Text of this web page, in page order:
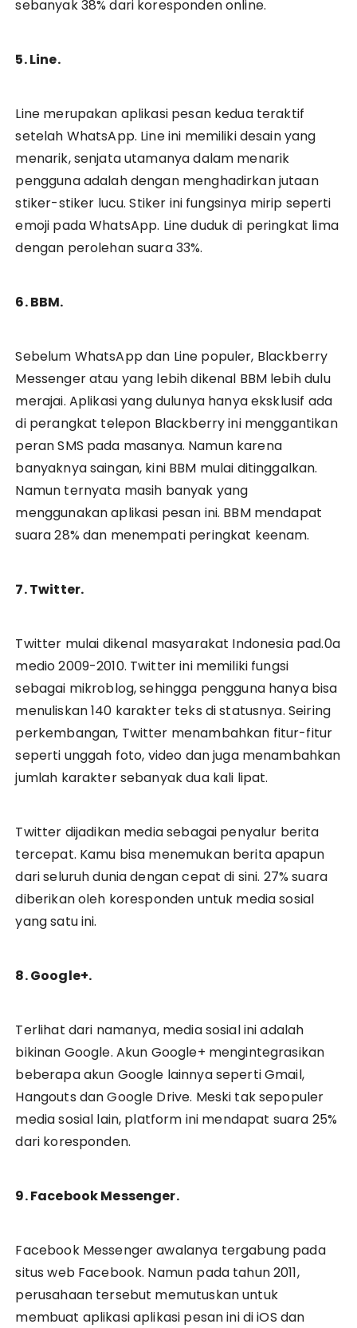
sebanyak 38% dari koresponden online.
5. Line.
Line merupakan aplikasi pesan kedua teraktif
setelah WhatsApp. Line ini memiliki desain yang
menarik, senjata utamanya dalam menarik
pengguna adalah dengan menghadirkan jutaan
stiker-stiker lucu. Stiker ini fungsinya mirip seperti
emoji pada WhatsApp. Line duduk di peringkat lima
dengan perolehan suara 33%.
6. BBM.
Sebelum WhatsApp dan Line populer, Blackberry
Messenger atau yang lebih dikenal BBM lebih dulu
merajai. Aplikasi yang dulunya hanya eksklusif ada
di perangkat telepon Blackberry ini menggantikan
peran SMS pada masanya. Namun karena
banyaknya saingan, kini BBM mulai ditinggalkan.
Namun ternyata masih banyak yang
menggunakan aplikasi pesan ini. BBM mendapat
suara 28% dan menempati peringkat keenam.
7. Twitter.
Twitter mulai dikenal masyarakat Indonesia pad.0a
medio 2009-2010. Twitter ini memiliki fungsi
sebagai mikroblog, sehingga pengguna hanya bisa
menuliskan 140 karakter teks di statusnya. Seiring
perkembangan, Twitter menambahkan fitur-fitur
seperti unggah foto, video dan juga menambahkan
jumlah karakter sebanyak dua kali lipat.
Twitter dijadikan media sebagai penyalur berita
tercepat. Kamu bisa menemukan berita apapun
dari seluruh dunia dengan cepat di sini. 27% suara
diberikan oleh koresponden untuk media sosial
yang satu ini.
8. Google+.
Terlihat dari namanya, media sosial ini adalah
bikinan Google. Akun Google+ mengintegrasikan
beberapa akun Google lainnya seperti Gmail,
Hangouts dan Google Drive. Meski tak sepopuler
media sosial lain, platform ini mendapat suara 25%
dari koresponden.
9. Facebook Messenger.
Facebook Messenger awalanya tergabung pada
situs web Facebook. Namun pada tahun 2011,
perusahaan tersebut memutuskan untuk
membuat aplikasi aplikasi pesan ini di iOS dan